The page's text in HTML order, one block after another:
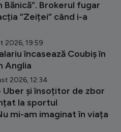
Brokerul fugar
”Zeiței” când i-a
2026, 19:59
încasează Coubiș în
Anglia
2026, 12:34
și însoțitor de zbor
la sportul
mi-am imaginat în viața